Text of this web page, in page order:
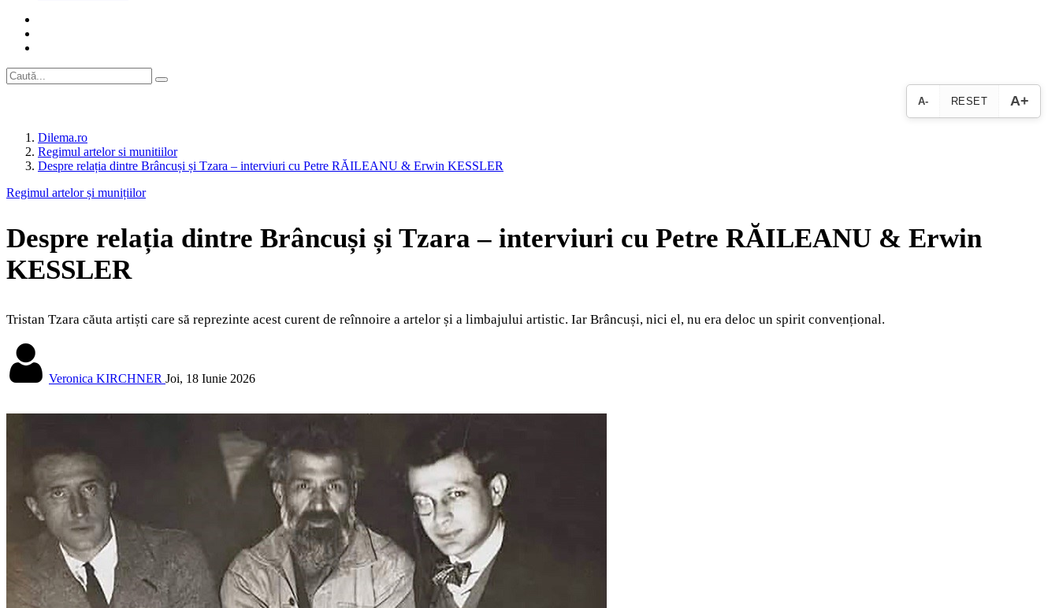
A- RESET A+
Dilema.ro
Regimul artelor si munitiilor
Despre relația dintre Brâncuși și Tzara – interviuri cu Petre RĂILEANU & Erwin KESSLER
Regimul artelor și munițiilor
Despre relația dintre Brâncuși și Tzara – interviuri cu Petre RĂILEANU & Erwin
KESSLER
Tristan Tzara căuta artiști care să reprezinte acest curent de reînnoire a artelor și a limbajului artistic. Iar Brâncuși, nici el, nu era deloc un spirit convențional.
Veronica KIRCHNER Joi, 18 Iunie 2026